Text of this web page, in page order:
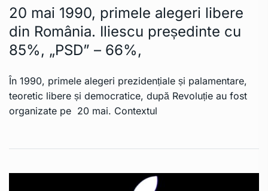
20 mai 1990, primele alegeri libere
din România. Iliescu președinte cu
85%, „PSD” – 66%,
În 1990, primele alegeri prezidențiale și palamentare,
teoretic libere și democratice, după Revoluție au fost
organizate pe 20 mai. Contextul